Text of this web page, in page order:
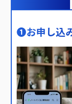
❶お申し込